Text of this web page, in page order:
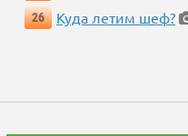
26
Куда летим шеф?